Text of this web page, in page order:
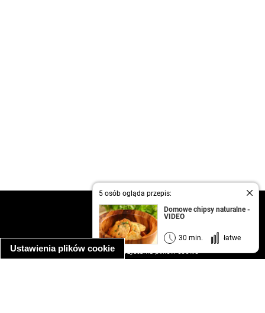
Ustawienia plików cookie
5 osób ogląda przepis:
Domowe chipsy naturalne -
VIDEO
30 min. łatwe
kontakt
regulamin
informacja o prywatności
informacja o wykorzystaniu plików cookie